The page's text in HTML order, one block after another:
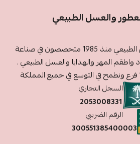
والعسل الطبيعي
السنان للعطور والعسل الطبيعي منذ 1985 متخصصون في صناعة
واطقم المهر والهدايا والعسل الطبيعي .
السجل التجاري
2053008331
الرقم الضريبي
300551385400003